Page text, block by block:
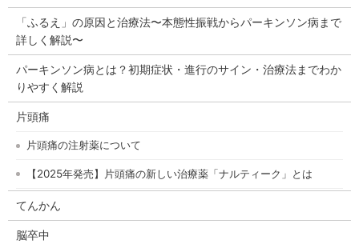
「ふるえ」の原因と治療法〜本態性振戦からパーキンソン病まで
詳しく解説〜
パーキンソン病とは？初期症状・進行のサイン・治療法までわか
りやすく解説
片頭痛
片頭痛の注射薬について
【2025年発売】片頭痛の新しい治療薬「ナルティーク」とは
てんかん
脳卒中